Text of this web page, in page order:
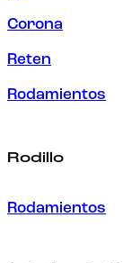
Corona
Reten
Rodamientos
Rodillo
Rodamientos